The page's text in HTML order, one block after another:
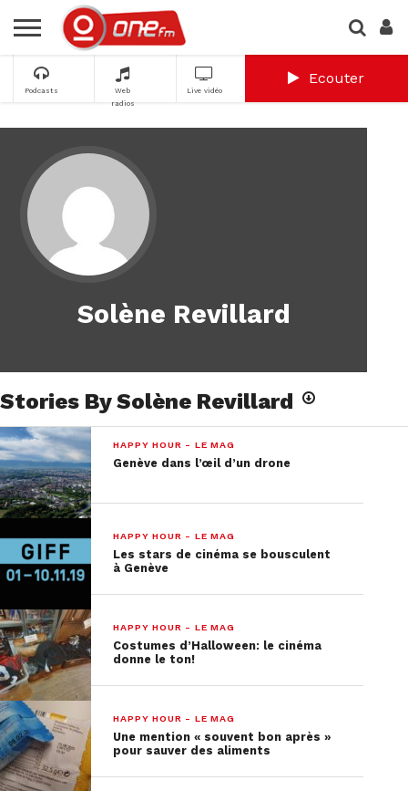
Podcasts
Web
radios
Live vidéo
Ecouter
Solène Revillard
Stories By Solène Revillard
HAPPY HOUR - LE MAG
Genève dans l’œil d’un drone
HAPPY HOUR - LE MAG
Les stars de cinéma se bousculent
à Genève
HAPPY HOUR - LE MAG
Costumes d’Halloween: le cinéma
donne le ton!
HAPPY HOUR - LE MAG
Une mention « souvent bon après »
pour sauver des aliments